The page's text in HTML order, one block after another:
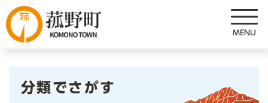
ー
ジ
分類でさがす